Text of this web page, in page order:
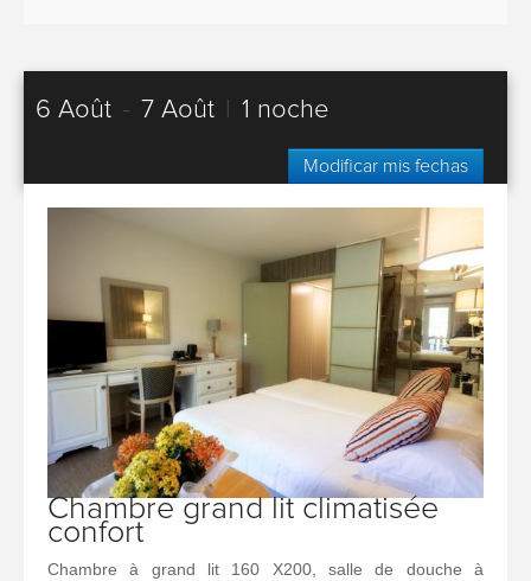
6 Août - 7 Août 1 noche
Modificar mis fechas
Chambre grand lit climatisée
confort
Chambre à grand lit 160 X200, salle de douche à